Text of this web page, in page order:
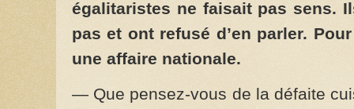
égalitaristes ne faisait pas sens.
pas et ont refusé d’en parler.
une affaire nationale.
— Que pensez-vous de la défaite